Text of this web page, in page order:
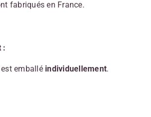
fabriqués en France.
:
emballé individuellement.